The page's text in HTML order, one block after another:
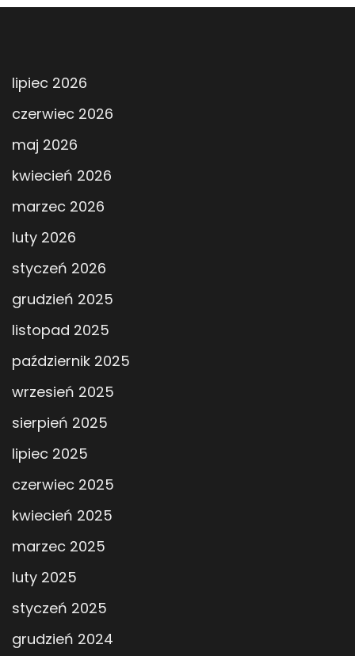
lipiec 2026
czerwiec 2026
maj 2026
kwiecień 2026
marzec 2026
luty 2026
styczeń 2026
grudzień 2025
listopad 2025
październik 2025
wrzesień 2025
sierpień 2025
lipiec 2025
czerwiec 2025
kwiecień 2025
marzec 2025
luty 2025
styczeń 2025
grudzień 2024